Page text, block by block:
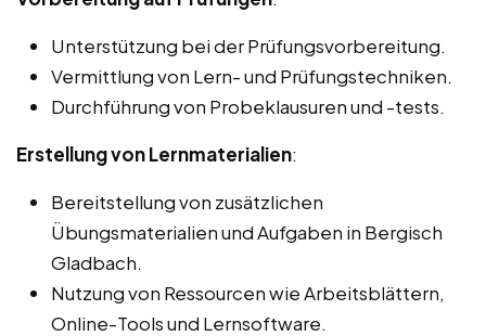
Unterstützung bei der Prüfungsvorbereitung.
Vermittlung von Lern- und Prüfungstechniken.
Durchführung von Probeklausuren und -tests.
Erstellung von Lernmaterialien:
Bereitstellung von zusätzlichen
Übungsmaterialien und Aufgaben in Bergisch
Gladbach.
Nutzung von Ressourcen wie Arbeitsblättern,
Online-Tools und Lernsoftware.